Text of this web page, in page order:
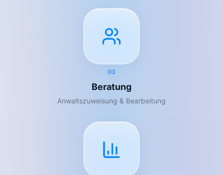
03
Beratung
Anwaltszuweisung & Bearbeitung